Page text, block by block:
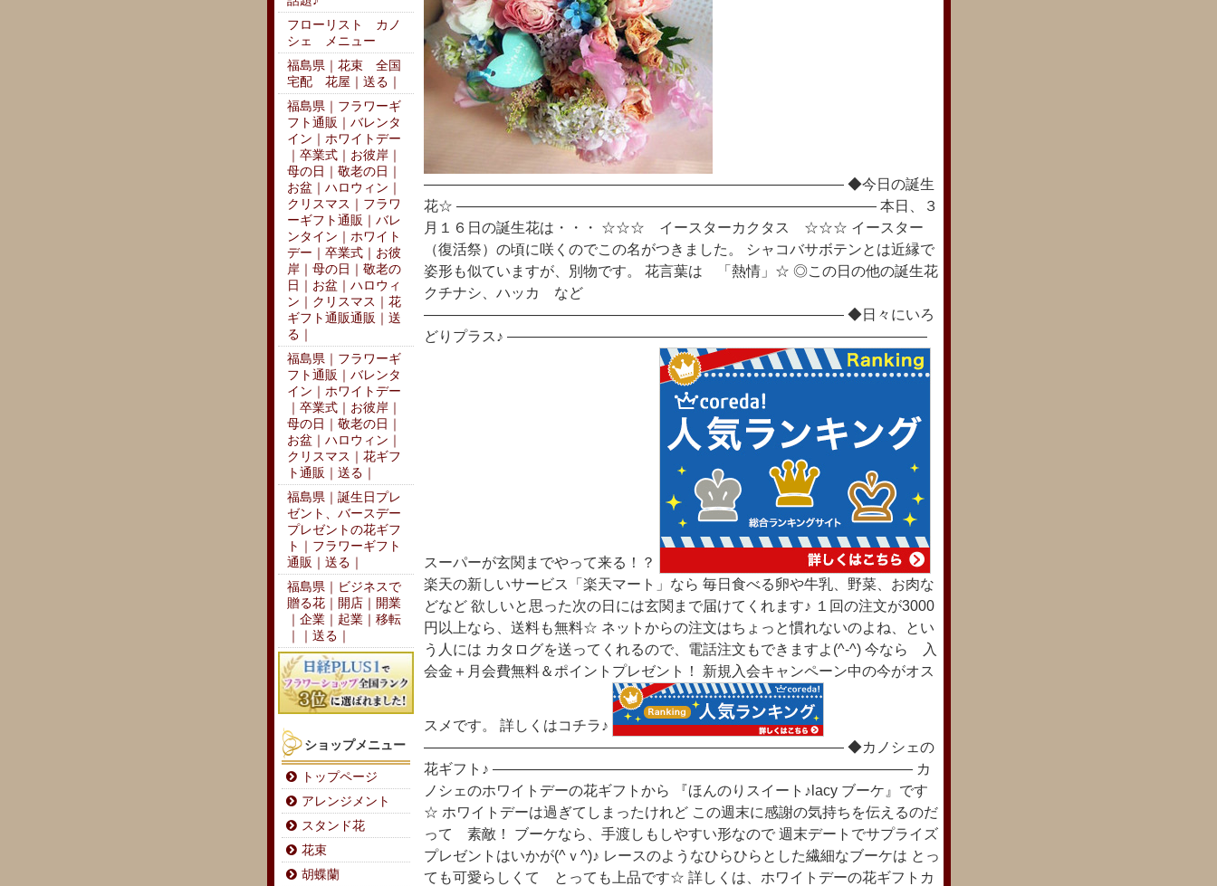
――――――――――――――――――――――――――――― ◆今日の誕生
花☆ ――――――――――――――――――――――――――――― 本日、３
月１６日の誕生花は・・・ ☆☆☆ イースターカクタス ☆☆☆ イースター
（復活祭）の頃に咲くのでこの名がつきました。 シャコバサボテンとは近縁で
姿形も似ていますが、別物です。 花言葉は 「熱情」☆ ◎この日の他の誕生花
クチナシ、ハッカ など
――――――――――――――――――――――――――――― ◆日々にいろ
どりプラス♪ ―――――――――――――――――――――――――――――
スーパーが玄関までやって来る！？
楽天の新しいサービス「楽天マート」なら 毎日食べる卵や牛乳、野菜、お肉な
どなど 欲しいと思った次の日には玄関まで届けてくれます♪ １回の注文が3000
円以上なら、送料も無料☆ ネットからの注文はちょっと慣れないのよね、とい
う人には カタログを送ってくれるので、電話注文もできますよ(^-^) 今なら 入
会金＋月会費無料＆ポイントプレゼント！ 新規入会キャンペーン中の今がオス
スメです。 詳しくはコチラ♪
――――――――――――――――――――――――――――― ◆カノシェの
花ギフト♪ ――――――――――――――――――――――――――――― カ
ノシェのホワイトデーの花ギフトから 『ほんのりスイート♪lacy ブーケ』です
☆ ホワイトデーは過ぎてしまったけれど この週末に感謝の気持ちを伝えるのだ
って 素敵！ ブーケなら、手渡しもしやすい形なので 週末デートでサプライズ
プレゼントはいかが(^ｖ^)♪ レースのようなひらひらとした繊細なブーケは とっ
ても可愛らしくて とっても上品です☆ 詳しくは、ホワイトデーの花ギフトカ
フローリスト カノ
シェ メニュー
福島県｜花束 全国
宅配 花屋｜送る｜
福島県｜フラワーギ
フト通販｜バレンタ
イン｜ホワイトデー
｜卒業式｜お彼岸｜
母の日｜敬老の日｜
お盆｜ハロウィン｜
クリスマス｜フラワ
ーギフト通販｜バレ
ンタイン｜ホワイト
デー｜卒業式｜お彼
岸｜母の日｜敬老の
日｜お盆｜ハロウィ
ン｜クリスマス｜花
ギフト通販通販｜送
る｜
福島県｜フラワーギ
フト通販｜バレンタ
イン｜ホワイトデー
｜卒業式｜お彼岸｜
母の日｜敬老の日｜
お盆｜ハロウィン｜
クリスマス｜花ギフ
ト通販｜送る｜
福島県｜誕生日プレ
ゼント、バースデー
プレゼントの花ギフ
ト｜フラワーギフト
通販｜送る｜
福島県｜ビジネスで
贈る花｜開店｜開業
｜企業｜起業｜移転
｜｜送る｜
ショップメニュー
トップページ
アレンジメント
スタンド花
花束
胡蝶蘭